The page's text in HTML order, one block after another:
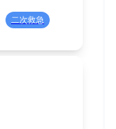
二次救急